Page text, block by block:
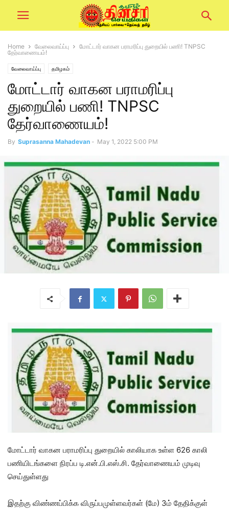
Home வேலைவாய்ப்பு
மோட்டார் வாகன பராமரிப்பு துறையில் பணி! TNPSC
தேர்வாணையம்!
வேலைவாய்ப்பு தமிழகம்
மோட்டார் வாகன பராமரிப்பு
துறையில் பணி! TNPSC
தேர்வாணையம்!
By Suprasanna Mahadevan - May 1, 2022 5:00 PM
மோட்டார் வாகன பராமரிப்பு துறையில் காலியாக உள்ள 626 காலி
பணியிடங்களை நிரப்ப டி.என்.பி.எஸ்.சி. தேர்வாணையம் முடிவு
செய்துள்ளது
இதற்கு விண்ணப்பிக்க விருப்பமுள்ளவர்கள் (மே) 3ம் தேதிக்குள்